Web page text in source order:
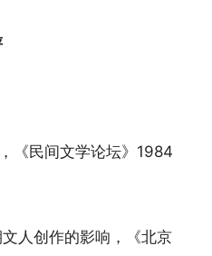
《民间文学论坛》1984
人创作的影响，《北京